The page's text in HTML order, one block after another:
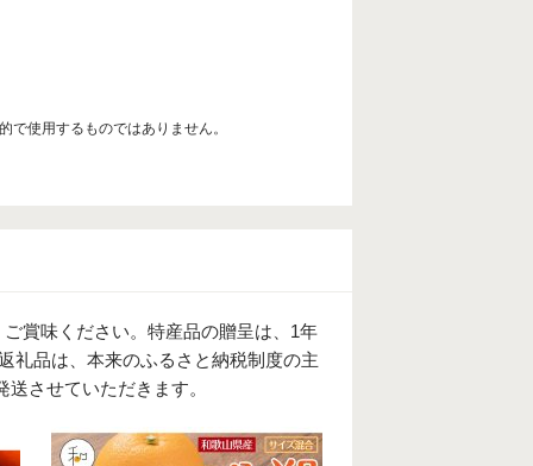
使用するものではありません。
賞味ください。特産品の贈呈は、1年
礼品は、本来のふるさと納税制度の主
させていただきます。